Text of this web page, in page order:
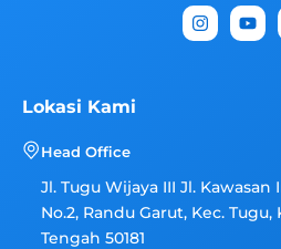
I
n
s
Y
o
u
Lokasi Kami
Head Office
Jl. Tugu Wijaya III Jl.
No.2, Randu Garut, Kec.
Tengah 50181